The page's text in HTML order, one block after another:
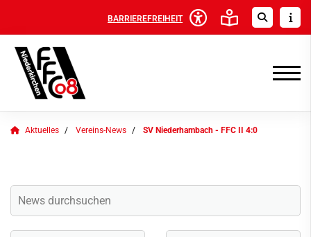
BARRIEREFREIHEIT
Aktuelles Vereins-News SV Niederhambach - FFC II 4:0